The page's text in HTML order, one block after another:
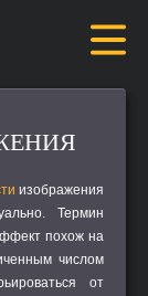
изображения
Термин
похож на
числом
от